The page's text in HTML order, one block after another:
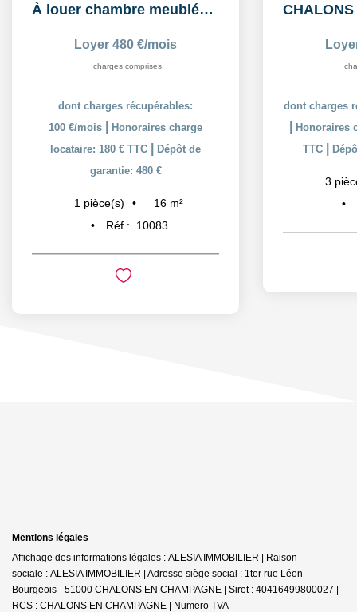
À louer chambre meublée de 16,26 m² dans un logement...
Loyer 480 €/mois
charges comprises
dont charges récupérables:
100 €/mois
Honoraires charge
locataire: 180 € TTC
Dépôt de
garantie: 480 €
1 pièce(s) 16 m²
Réf :
10083
dont charges
Honoraires
TTC
3
Mentions légales
Affichage des informations légales : ALESIA IMMOBILIER | Raison
sociale : ALESIA IMMOBILIER | Adresse siège social : 1ter rue Léon
Bourgeois - 51000 CHALONS EN CHAMPAGNE | Siret : 40416499800027 |
RCS : CHALONS EN CHAMPAGNE | Numero TVA